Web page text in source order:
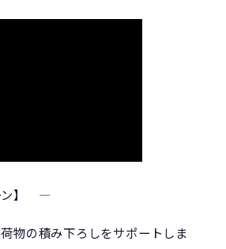
ン】 ―
物の積み下ろしをサポートしま